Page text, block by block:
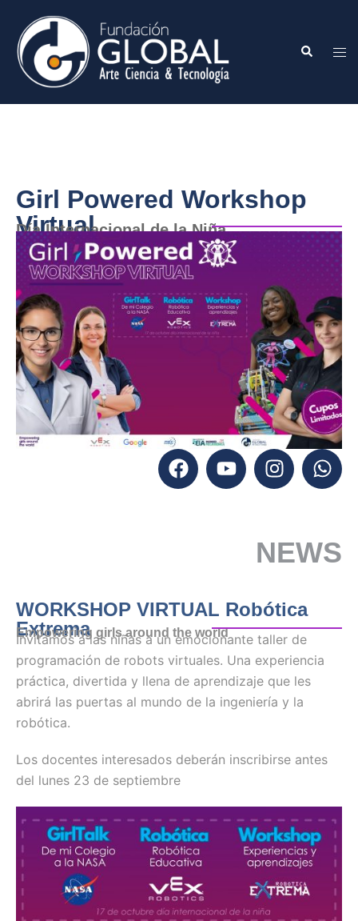
Girl Powered Workshop
Virtual
Día Internacional de la Niña
NEWS
WORKSHOP VIRTUAL Robótica
Extrema
Empowering girls around the world
Invitamos a las niñas a un emocionante taller de
programación de robots virtuales. Una experiencia
práctica, divertida y llena de aprendizaje que les
abrirá las puertas al mundo de la ingeniería y la
robótica.
Los docentes interesados deberán inscribirse antes
del lunes 23 de septiembre